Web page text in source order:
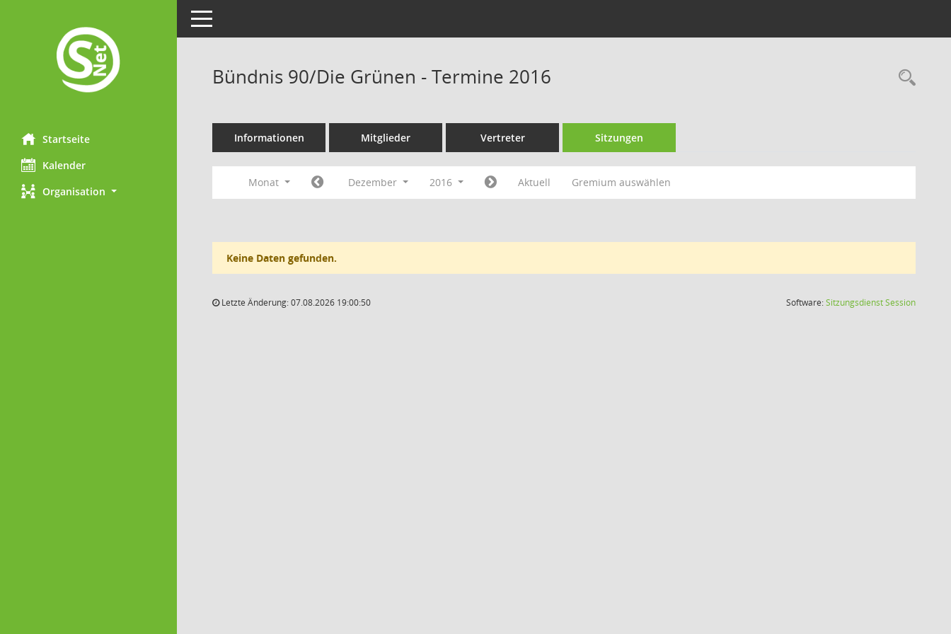
Startseite
Kalender
Organisation
Toggle navigation
Bündnis 90/Die Grünen - Termine 2016
Informationen Mitglieder Vertreter Sitzungen
Monat Dezember 2016 Aktuell Gremium auswählen
Keine Daten gefunden.
Letzte Änderung: 07.08.2026 19:00:50 Software:SitzungsdienstSession(Wird in